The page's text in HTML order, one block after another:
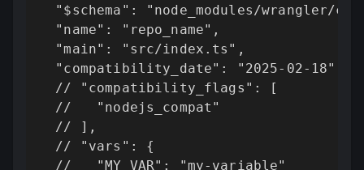
"$schema": "node_modules/wrangler/
  "name": "repo_name",
  "main": "src/index.ts",
  "compatibility_date": "2025-02-18"
  // "compatibility_flags": [
  //   "nodejs_compat"
  // ],
  // "vars": {
  //   "MY_VAR": "my-variable"